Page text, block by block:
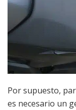
Por supuesto,
es necesario un